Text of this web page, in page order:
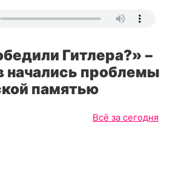
Гитлера?» –
начались проблемы
памятью
Всё за сегодня